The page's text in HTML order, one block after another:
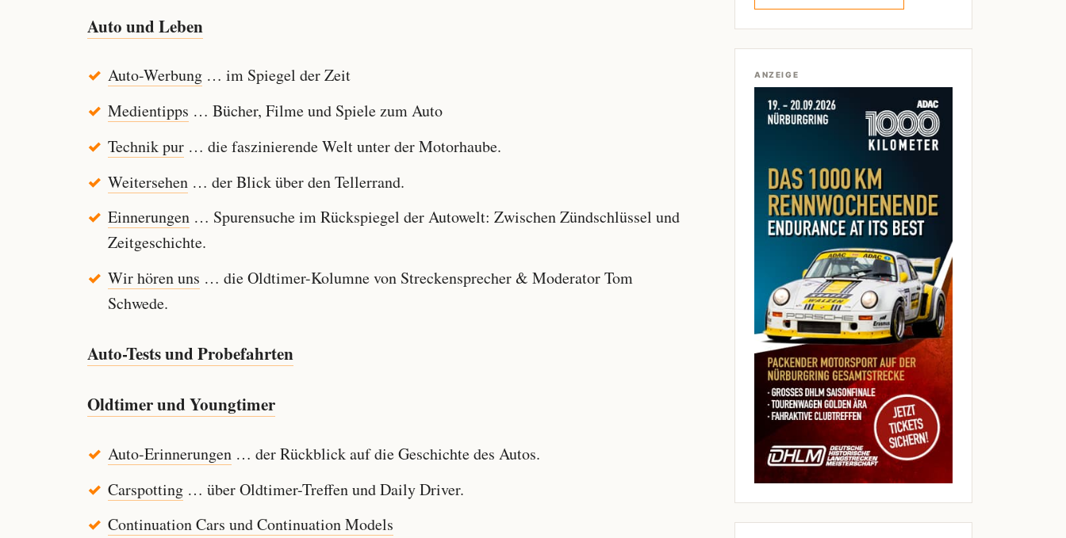
Auto und Leben
Auto-Werbung… im Spiegel der Zeit
Medientipps … Bücher, Filme und Spiele zum Auto
Technik pur… die faszinierende Welt unter der Motorhaube.
Weitersehen… der Blick über den Tellerrand.
Einnerungen… Spurensuche im Rückspiegel der Autowelt: Zwischen Zündschlüssel und
Zeitgeschichte.
Wir hören uns … die Oldtimer-Kolumne von Streckensprecher & Moderator Tom
Schwede.
Auto-Tests und Probefahrten
Oldtimer und Youngtimer
Auto-Erinnerungen… der Rückblick auf die Geschichte des Autos.
Carspotting… über Oldtimer-Treffen und Daily Driver.
Continuation Cars und Continuation Models
ANZEIGE